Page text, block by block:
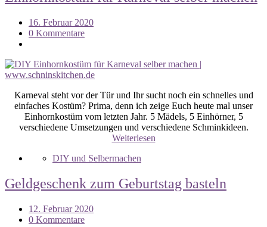
16. Februar 2020
0 Kommentare
Karneval steht vor der Tür und Ihr sucht noch ein schnelles und
einfaches Kostüm? Prima, denn ich zeige Euch heute mal unser
Einhornkostüm vom letzten Jahr. 5 Mädels, 5 Einhörner, 5
verschiedene Umsetzungen und verschiedene Schminkideen.
Weiterlesen
DIY und Selbermachen
Geldgeschenk zum Geburtstag basteln
12. Februar 2020
0 Kommentare